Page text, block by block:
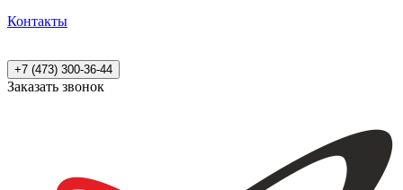
Контакты
+7 (473) 300-36-44
Заказать звонок